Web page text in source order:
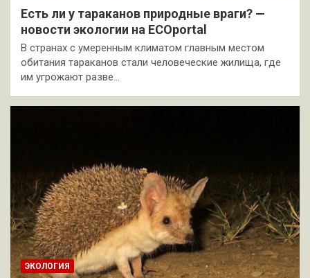
Есть ли у тараканов природные враги? —
новости экологии на ECOportal
В странах с умеренным климатом главным местом
обитания тараканов стали человеческие жилища, где
им угрожают разве…
ЭКОЛОГИЯ